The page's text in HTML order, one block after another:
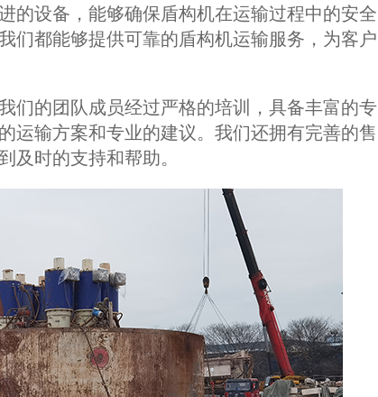
的设备，能够确保盾构机在运输过程中的安全
们都能够提供可靠的盾构机运输服务，为客户
们的团队成员经过严格的培训，具备丰富的专
运输方案和专业的建议。我们还拥有完善的售
及时的支持和帮助。